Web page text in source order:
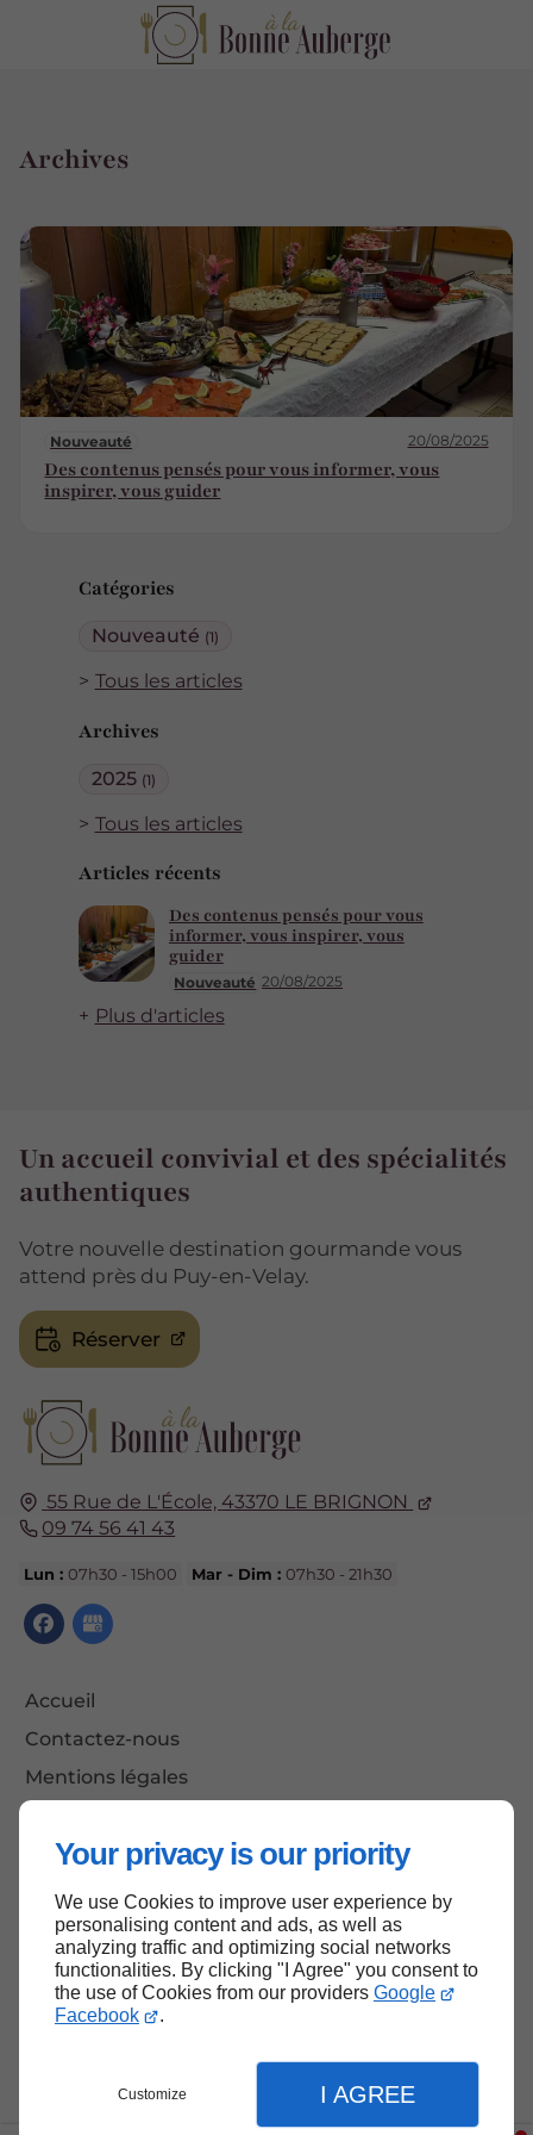
Your privacy is our priority
We use Cookies to improve user experience by
personalising content and ads, as well as
analyzing traffic and optimizing social networks
functionalities. By clicking "I Agree" you consent to
the use of Cookies from our providers Google
Facebook
.
Customize I AGREE
Catégories
Nouveauté (1)
Tous les articles
Archives
2025 (1)
Tous les articles
Articles récents
Nouveauté 20/08/2025
Des contenus pensés pour vous
informer, vous inspirer, vous
guider
Plus d'articles
Archives
Nouveauté 20/08/2025
Des contenus pensés pour vous informer, vous
inspirer, vous guider
55 Rue de L'École,43370 LE BRIGNON
09 74 56 41 43
Lun :07h30 - 15h00 Mar - Dim :07h30 - 21h30
Accueil
Contactez-nous
Mentions légales
Un accueil convivial et des spécialités
authentiques
Votre nouvelle destination gourmande vous
attend près du Puy-en-Velay.
Réserver
Haut de page